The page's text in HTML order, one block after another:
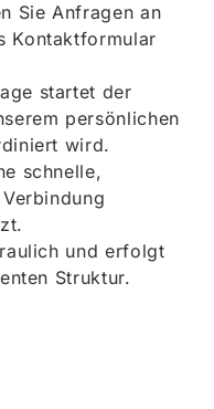
Sie Anfragen an
Kontaktformular
startet der
persönlichen
wird.
schnelle,
und erfolgt
Struktur.